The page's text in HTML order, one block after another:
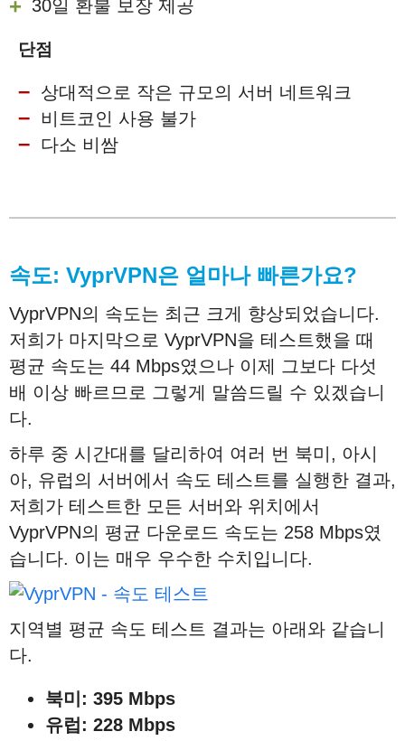
30일 환불 보장 제공
단점
상대적으로 작은 규모의 서버 네트워크
비트코인 사용 불가
다소 비쌈
속도: VyprVPN은 얼마나 빠른가요?
VyprVPN의 속도는 최근 크게 향상되었습니다.
저희가 마지막으로 VyprVPN을 테스트했을 때
평균 속도는 44 Mbps였으나 이제 그보다 다섯
배 이상 빠르므로 그렇게 말씀드릴 수 있겠습니
다.
하루 중 시간대를 달리하여 여러 번 북미, 아시
아, 유럽의 서버에서 속도 테스트를 실행한 결과,
저희가 테스트한 모든 서버와 위치에서
VyprVPN의 평균 다운로드 속도는 258 Mbps였
습니다. 이는 매우 우수한 수치입니다.
지역별 평균 속도 테스트 결과는 아래와 같습니
다.
북미 : 395 Mbps
유럽 : 228 Mbps